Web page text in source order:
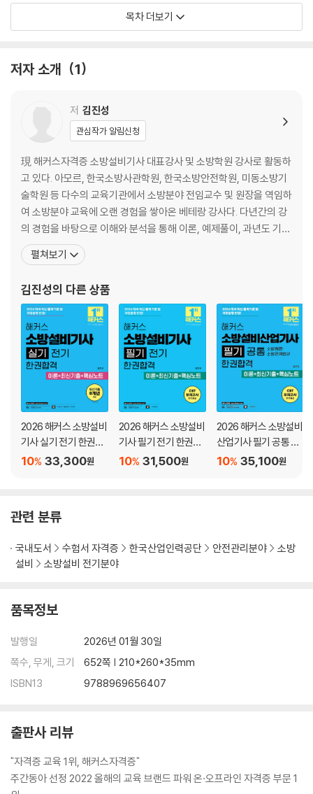
Chapter 03 누전경보기
Chapter 04 비상경보설비 및 비상방송설비
Chapter 07 무선통신보조설비
Chapter 09 비상전원설비
Chapter 10 소화설비의 부대 전기설비
PART 03 소방전기시설의 운용관리
Chapter 01 시퀀스 제어
Chapter 02 기계기구ㆍ회로점검 및 조작
Chapter 03 기술공무관리
- 최신기출 -
2025년 제1회
2025년 제2회
2025년 제3회
2024년 제1회
2024년 제2회
2024년 제3회
2023년 제2회
2023년 제4회
2022년 제1회
2022년 제2회
2021년 제2회
2020년 제1회
2020년 제2회
2020년 제5회
목차 더보기
저자 소개 1
저 김진성
관심작가 알림신청
現 해커스자격증 소방설비기사 대표강사 및 소방학원 강사로 활동하
고 있다. 아모르, 한국소방사관학원, 한국소방안전학원, 미동소방기
술학원 등 다수의 교육기관에서 소방분야 전임교수 및 원장을 역임하
여 소방분야 교육에 오랜 경험을 쌓아온 베테랑 강사다. 다년간의 강
의 경험을 바탕으로 이해와 분석을 통해 이론, 예제풀이, 과년도 기출
문제 학습까지 체계적인 커리큘럼을 제공한다. 수험생들이 암기 비중
이 많아 어렵다고 느끼는 법령 과목에서도 그림을 통한 디테일한 설
펼쳐보기
김진성의 다른 상품
2026 해커스 소방설비
기사 실기 전기 한권합
격 이론+최신기출+핵
33,300원
10%
2026 해커스 소방설비
기사 필기 전기 한권합
격 이론+최신기출+핵
31,500원
10%
2026 해커스 소방설비
산업기사 필기 공통 소
방원론?소방관계법규
35,100원
10%
관련 분류
국내도서 수험서 자격증 한국산업인력공단 안전관리분야
소방
설비
소방설비 전기분야
품목정보
발행일
2026년 01월 30일
쪽수, 무게, 크기
652쪽 | 210*260*35mm
ISBN13
9788969656407
출판사 리뷰
"자격증 교육 1위, 해커스자격증"
주간동아 선정 2022 올해의 교육 브랜드 파워 온·오프라인 자격증 부문 1